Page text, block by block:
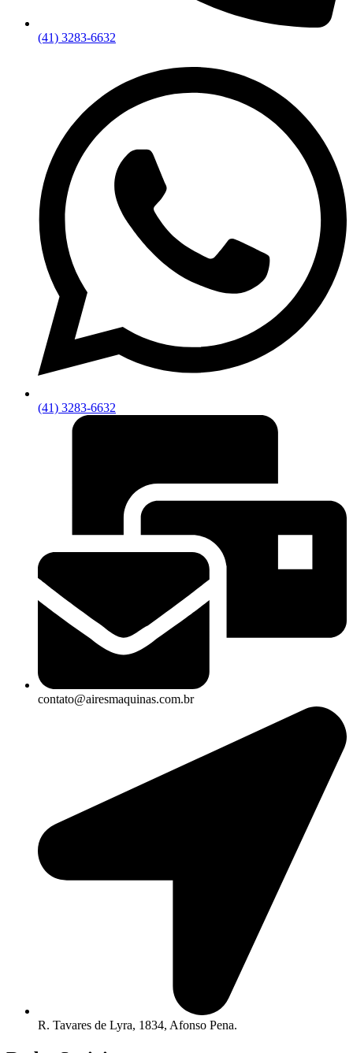
(41) 3283-6632
(41) 3283-6632
contato@airesmaquinas.com.br
R. Tavares de Lyra, 1834, Afonso Pena.